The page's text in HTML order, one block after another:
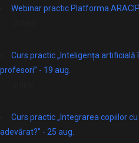
Webinar practic Platforma
Curs practic „Inteligența
profesori” - 19 aug.
Curs practic „Integrarea copiilor
adevărat?” - 25 aug.